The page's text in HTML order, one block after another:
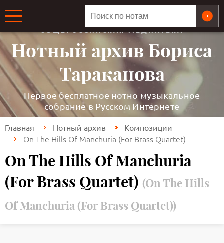
ОБЩЕРОССИЙСКАЯ МЕДИАТЕКА
Нотный архив Бориса
Тараканова
Первое бесплатное нотно-музыкальное
собрание в Русском Интернете
Главная Нотный архив Композиции
On The Hills Of Manchuria (For Brass Quartet)
On The Hills Of Manchuria
(For Brass Quartet) (On The Hills
Of Manchuria (For Brass Quartet))